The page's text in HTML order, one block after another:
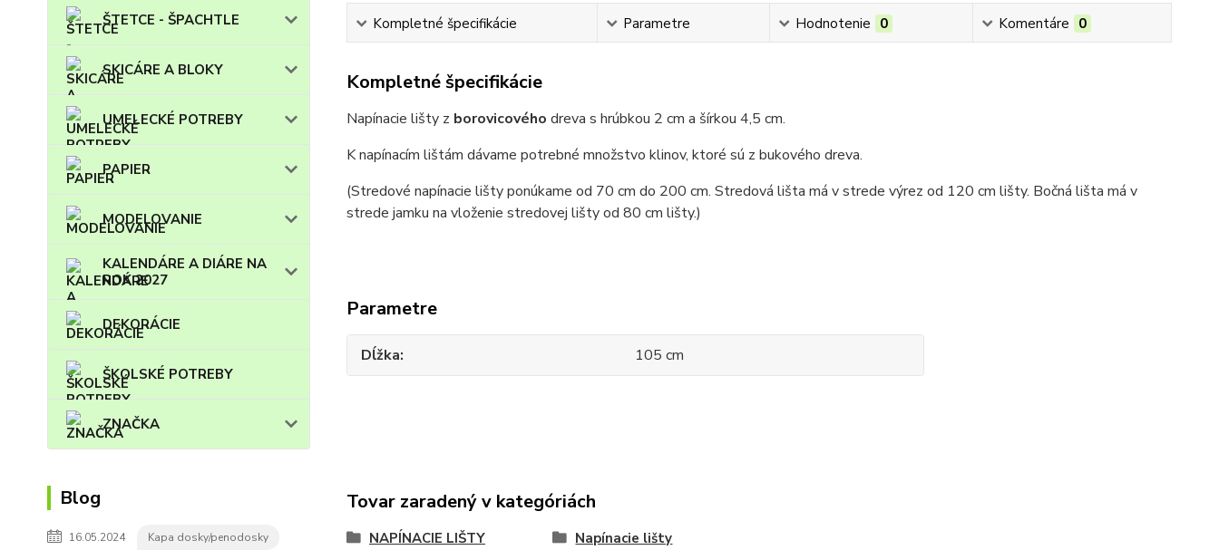
ŠTETCE - ŠPACHTLE
SKICÁRE A BLOKY
UMELECKÉ POTREBY
PAPIER
MODELOVANIE
KALENDÁRE A DIÁRE NA
ROK 2027
DEKORÁCIE
ŠKOLSKÉ POTREBY
ZNAČKA
Blog
16.05.2024 Kapa dosky/penodosky
Kompletné špecifikácie Parametre Hodnotenie 0 Komentáre 0
Kompletné špecifikácie
Napínacie lišty z borovicového dreva s hrúbkou 2 cm a šírkou 4,5 cm.
K napínacím lištám dávame potrebné množstvo klinov, ktoré sú z bukového dreva.
(Stredové napínacie lišty ponúkame od 70 cm do 200 cm. Stredová lišta má v strede výrez od 120 cm lišty. Bočná lišta má v
strede jamku na vloženie stredovej lišty od 80 cm lišty.)
Parametre
Dĺžka 105 cm
Tovar zaradený v kategóriách
NAPÍNACIE LIŠTY Napínacie lišty